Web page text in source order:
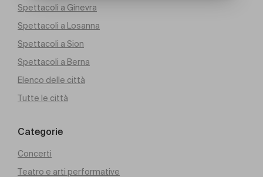
Spettacoli a Ginevra
Spettacoli a Losanna
Spettacoli a Sion
Spettacoli a Berna
Elenco delle città
Tutte le città
Categorie
Concerti
Teatro e arti performative